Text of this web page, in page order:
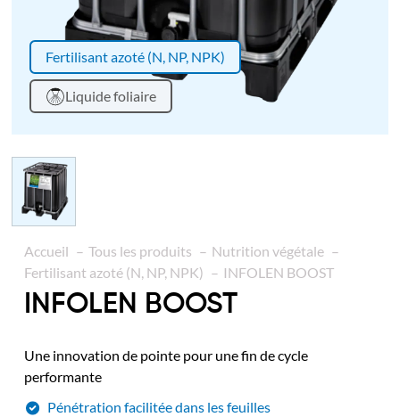
Fertilisant azoté (N, NP, NPK)
Liquide foliaire
Accueil Tous les produits
Nutrition végétale
Fertilisant azoté (N, NP, NPK)
INFOLEN BOOST
INFOLEN BOOST
Une innovation de pointe pour une fin de cycle
performante
Pénétration facilitée dans les feuilles